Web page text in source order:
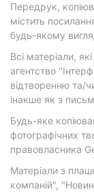
Передрук,
містить
будь-якому
Всі матеріали,
агентство
відтворенню та/
інакше як з
Будь-яке
фотографічних
правовласника
Матеріали з
компаній",